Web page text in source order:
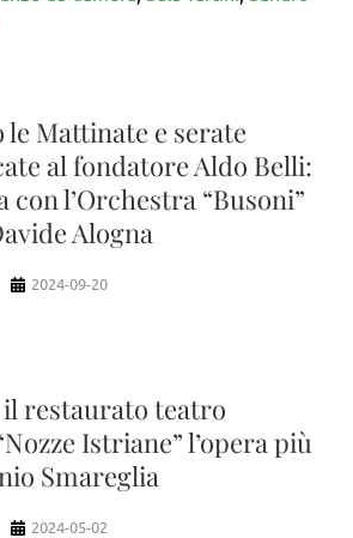
Mattinate e serate
al fondatore Aldo Belli:
con l’Orchestra “Busoni”
Alogna
2024-09-20
restaurato teatro
Istriane” l’opera più
Smareglia
2024-05-02